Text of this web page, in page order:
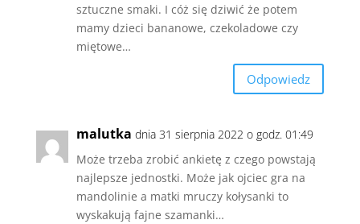
sztuczne smaki. I cóż się dziwić że potem
mamy dzieci bananowe, czekoladowe czy
miętowe…
Odpowiedz
malutka dnia 31 sierpnia 2022 o godz. 01:49
Może trzeba zrobić ankietę z czego powstają
najlepsze jednostki. Może jak ojciec gra na
mandolinie a matki mruczy kołysanki to
wyskakują fajne szamanki…